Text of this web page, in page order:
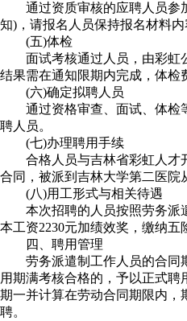
通过资质审核的应聘人员参
知)，请报名人员保持报名材料内
(五)体检
面试考核通过人员，由彩虹
结果需在通知限期内完成，体检
(六)确定拟聘人员
通过资格审查、面试、体检
聘人员。
(七)办理聘用手续
合格人员与吉林省彩虹人才
合同，被派到吉林大学第二医院
(八)用工形式与相关待遇
本次招聘的人员按照劳务派
本工资2230元加绩效奖，缴纳五
四、聘用管理
劳务派遣制工作人员的合同
用期满考核合格的，予以正式聘
期一并计算在劳动合同期限内，
聘。